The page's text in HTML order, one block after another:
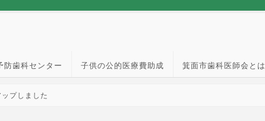
防歯科センター 子供の公的医療費助成 箕面市歯科医師会とは
プしました